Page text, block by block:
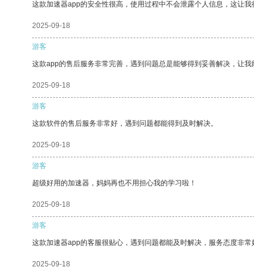
这款加速器app的安全性很高，使用过程中不会泄露个人信息，这让
2025-09-18
游客
这款app的售后服务非常完善，遇到问题总是能够得到妥善解决，让我
2025-09-18
游客
这款软件的售后服务非常好，遇到问题都能得到及时解决。
2025-09-18
游客
超级好用的加速器，妈妈再也不用担心我的学习啦！
2025-09-18
游客
这款加速器app的客服很贴心，遇到问题都能及时解决，服务态度非常
2025-09-18